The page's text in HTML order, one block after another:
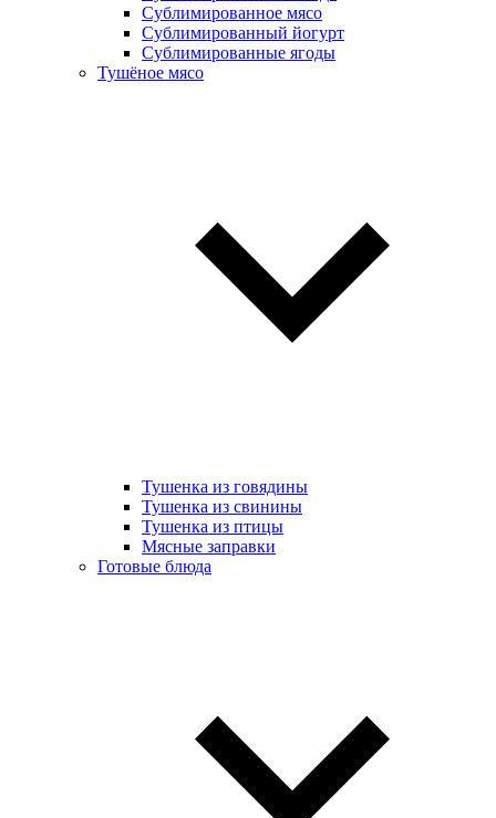
Cублимированное мясо
Сублимированный йогурт
Сублимированные ягоды
Тушёное мясо
Тушенка из говядины
Тушенка из свинины
Тушенка из птицы
Мясные заправки
Готовые блюда